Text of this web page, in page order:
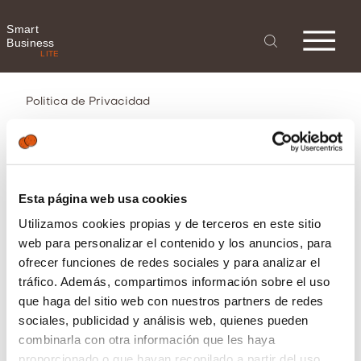
Esta página web usa cookies
Utilizamos cookies propias y de terceros en este sitio
web para personalizar el contenido y los anuncios, para
ofrecer funciones de redes sociales y para analizar el
tráfico. Además, compartimos información sobre el uso
que haga del sitio web con nuestros partners de redes
sociales, publicidad y análisis web, quienes pueden
combinarla con otra información que les haya
Smart
Business
LITE
Politica de Privacidad
Política de Privacidad /
Protección de Datos
1. ¿Quién es el responsable
del tratamiento de sus
datos personales?